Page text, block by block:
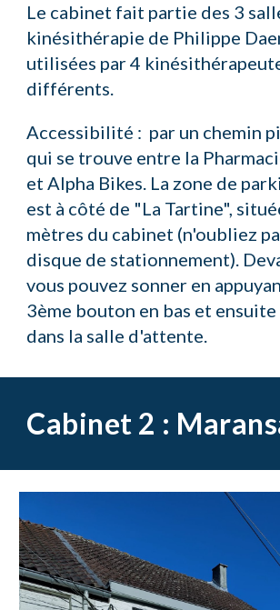
Le cabinet fait partie des 3
kinésithérapie de Philippe
utilisées par4
différents.
Accessibilité : par un chemin
qui se trouve entre la
et Alpha Bikes. La zone de
est à côté de "La Tartine",
mètres du cabinet (n'oubliez
disque de stationnement).
vous pouvez sonner en
3ème bouton en bas et
dans la salle d'attente.
Cabinet 2 :